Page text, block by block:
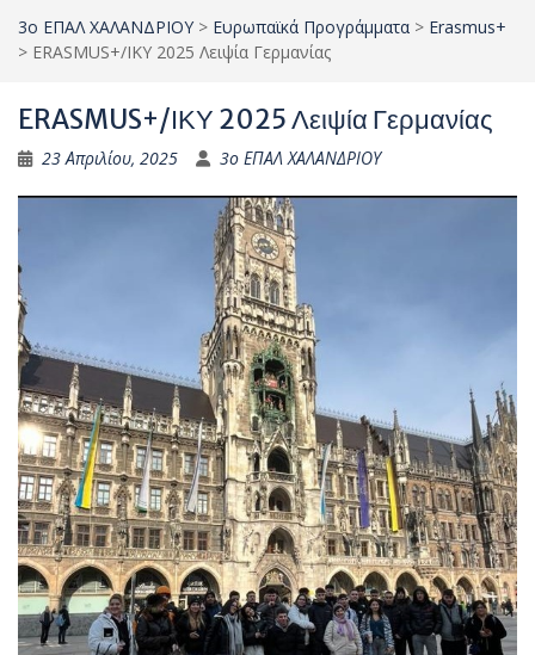
3ο ΕΠΑΛ ΧΑΛΑΝΔΡΙΟΥ > Ευρωπαϊκά Προγράμματα > Erasmus+
> ERASMUS+/ΙΚΥ 2025 Λειψία Γερμανίας
ERASMUS+/ΙΚΥ 2025 Λειψία Γερμανίας
23 Απριλίου, 2025 3ο ΕΠΑΛ ΧΑΛΑΝΔΡΙΟΥ